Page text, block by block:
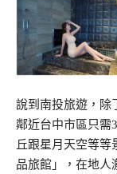
說到南投旅遊，除
鄰近台中市區只需
丘跟星月天空等
品旅館」，在地人